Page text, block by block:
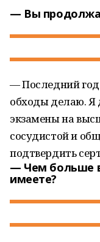
— Вы
— Последний
обходы делаю. Я
экзамены на
сосудистой и
подтвердить
— Чем больше
имеете?